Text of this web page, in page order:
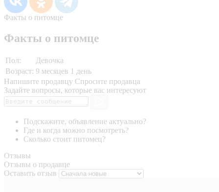
Факты о питомце
Факты о питомце
Пол:
Девочка
Возраст: 9 месяцев 1 день
Напишите продавцу Спросите продавца
Задайте вопросы, которые вас интересуют
Подскажите, объявление актуально?
Где и когда можно посмотреть?
Сколько стоит питомец?
Отзывы
Отзывы о продавце
Оставить отзыв